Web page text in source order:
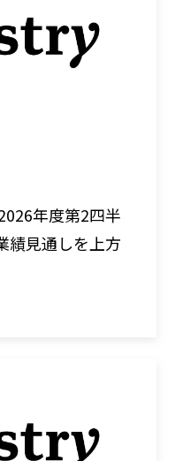
年度第2四半
績見通しを上方